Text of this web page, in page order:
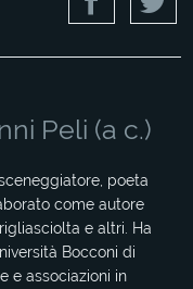
Peli (a c.)
poeta
come autore
e altri. Ha
Bocconi di
e associazioni in